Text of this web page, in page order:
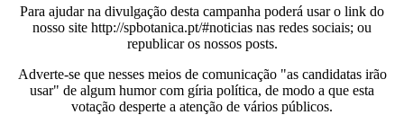
Para ajudar na divulgação desta campanha poderá usar o link do
nosso site http://spbotanica.pt/#noticias nas redes sociais; ou
republicar os nossos posts.
Adverte-se que nesses meios de comunicação "as candidatas irão
usar" de algum humor com gíria política, de modo a que esta
votação desperte a atenção de vários públicos.